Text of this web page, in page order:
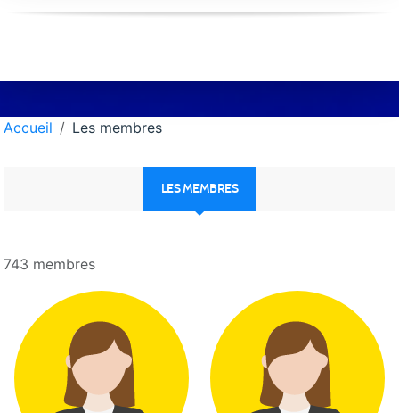
Accueil Les membres
LES MEMBRES
743 membres